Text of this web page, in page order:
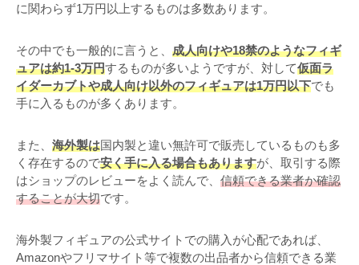
に関わらず1万円以上するものは多数あります。
その中でも一般的に言うと、 成人向けや18禁のようなフィギ
ュアは約1-3万円するものが多いようですが、対して仮面ラ
イダーカブトや成人向け以外のフィギュアは1万円以下でも
手に入るものが多くあります。
また、 海外製は国内製と違い無許可で販売しているものも多
く存在するので安く手に入る場合もありますが、取引する際
はショップのレビューをよく読んで、 信頼できる業者か確認
することが大切です。
海外製フィギュアの公式サイトでの購入が心配であれば、
Amazonやフリマサイト等で複数の出品者から信頼できる業